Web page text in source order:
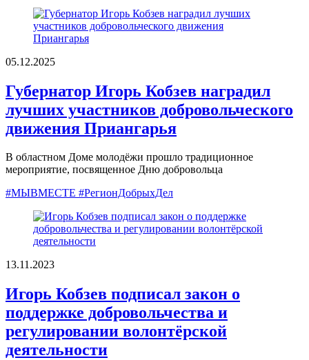
05.12.2025
Губернатор Игорь Кобзев наградил
лучших участников добровольческого
движения Приангарья
В областном Доме молодёжи прошло традиционное
мероприятие, посвященное Дню добровольца
#МЫВМЕСТЕ #РегионДобрыхДел
13.11.2023
Игорь Кобзев подписал закон о
поддержке добровольчества и
регулировании волонтёрской
деятельности